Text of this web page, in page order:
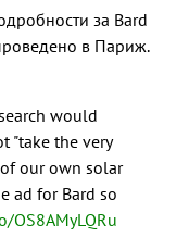
за Bard
в Париж.
would
"take the very
our own solar
ad for Bard so
OS8AMyLQRu